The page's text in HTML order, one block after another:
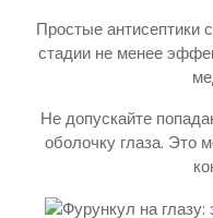
Простые антисептики
стадии не менее
Не допускайте
оболочку глаза. Это